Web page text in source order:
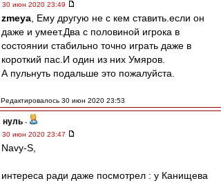
30 июн 2020 23:49
zmeya , Ему другую не с кем ставить.если он
даже и умеет.Два с половиной игрока в
состоянии стабильно точно играть даже в
короткий пас.И один из них Умяров.
А пульнуть подальше это пожалуйста.
Редактировалось 30 июн 2020 23:53
нуль -
30 июн 2020 23:47
Navy-S,
интереса ради даже посмотрел : у Канищева